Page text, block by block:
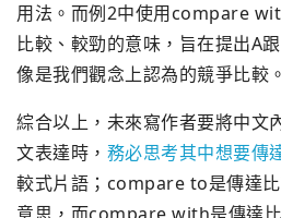
用法。而例2中使用compare
比較、較勁的意味，旨在提出A
像是我們觀念上認為的競爭比較。
綜合以上，未來寫作者要將中文
文表達時， 務必思考其中想要傳
較式片語；compare to是傳達